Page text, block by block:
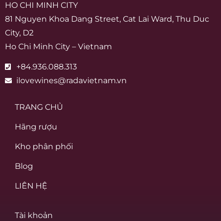
HO CHI MINH CITY
81 Nguyen Khoa Dang Street, Cat Lai Ward, Thu Duc
City, D2
Ho Chi Minh City – Vietnam
+84.936.088.313
ilovewines@radavietnam.vn
TRANG CHỦ
Hãng rượu
Kho phân phối
Blog
LIÊN HỆ
Tài khoản